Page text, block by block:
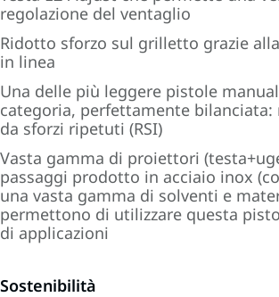
regolazione del ventaglio
Ridotto sforzo sul grilletto grazie alla
in linea
Una delle più leggere pistole
categoria, perfettamente bilanciata:
da sforzi ripetuti (RSI)
Vasta gamma di proiettori
passaggi prodotto in acciaio inox
una vasta gamma di solventi e
permettono di utilizzare questa
di applicazioni
Sostenibilità